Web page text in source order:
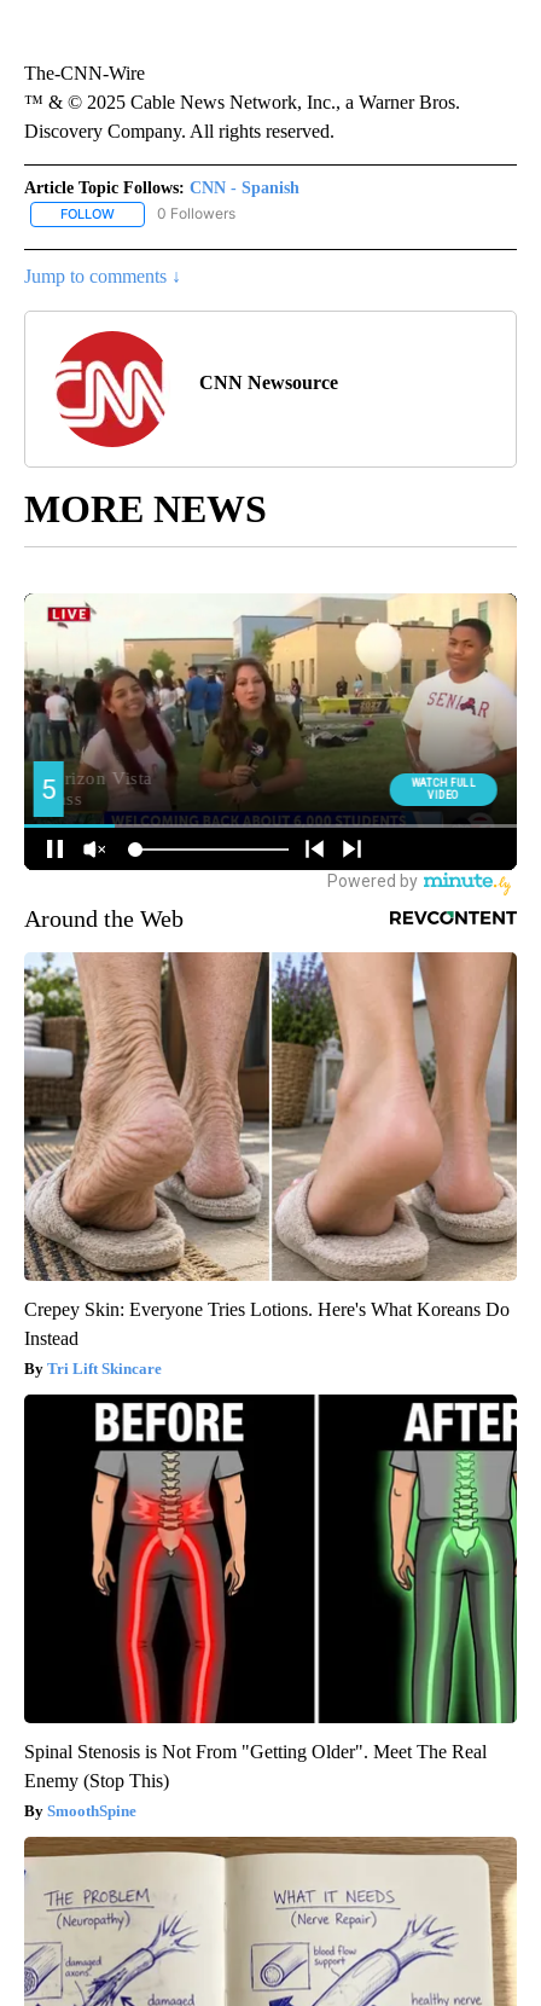
The-CNN-Wire
™ & © 2025 Cable News Network, Inc., a Warner Bros.
Discovery Company. All rights reserved.
Article Topic Follows: CNN - Spanish
FOLLOW FOLLOW "CNN - SPANISH" TO RECEIVE NOTIFICATIONS ABOUT
0 Followers
Jump to comments ↓
CNN Newsource
MORE NEWS
Around the Web
Crepey Skin: Everyone Tries Lotions. Here's What Koreans Do
Instead
Tri Lift Skincare
Spinal Stenosis is Not From "Getting Older". Meet The Real
Enemy (Stop This)
SmoothSpine